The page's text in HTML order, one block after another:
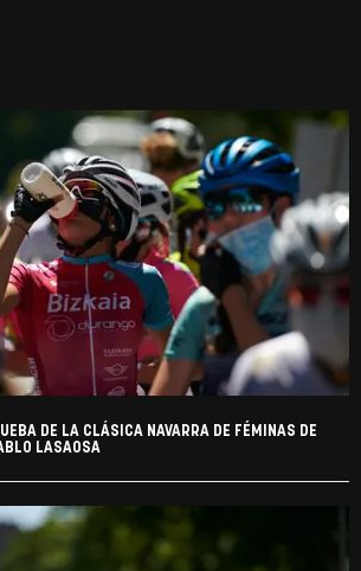
DE LA CLÁSICA NAVARRA DE FÉMINAS DE
LASAOSA